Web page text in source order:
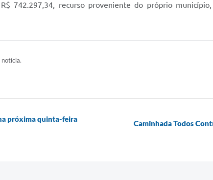
742.297,34, recurso proveniente do próprio
próxima quinta-feira
Caminhada Todos